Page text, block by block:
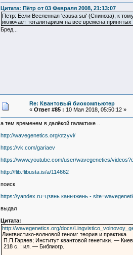
Цитата: Пётр от 03 Февраля 2008, 21:13:07
Петр: Если Вселенная 'causa sui' (Cпиноза), к
иключает тоталитаризм на все времена
Бред...
Re: Квантовый биокомпьютер
« Ответ #85 : 10 Мая 2018, 05:50:12 »
а тем временем в далёкой галактике ..
http://wavegenetics.org/otzyvi/
https://vk.com/gariaev
https://www.youtube.com/user/wavegenetics/
http://flib.flibusta.is/a/114662
поиск
https://yandex.ru=цзянь каньчжень -
выдал
Цитата:
http://wavegenetics.org/docs/
Лингвистико-волновой геном: теория и практика
П.П.Гаряев; Институт квантовой генетики. —
218 с. : ил. — Библиогр.